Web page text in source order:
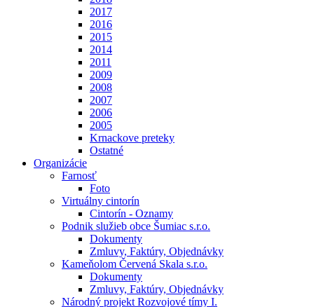
2017
2016
2015
2014
2011
2009
2008
2007
2006
2005
Krnackove preteky
Ostatné
Organizácie
Farnosť
Foto
Virtuálny cintorín
Cintorín - Oznamy
Podnik služieb obce Šumiac s.r.o.
Dokumenty
Zmluvy, Faktúry, Objednávky
Kameňolom Červená Skala s.r.o.
Dokumenty
Zmluvy, Faktúry, Objednávky
Národný projekt Rozvojové tímy I.